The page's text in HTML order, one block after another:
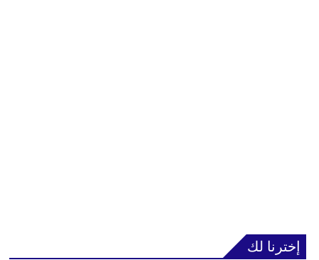
إخترنا لك